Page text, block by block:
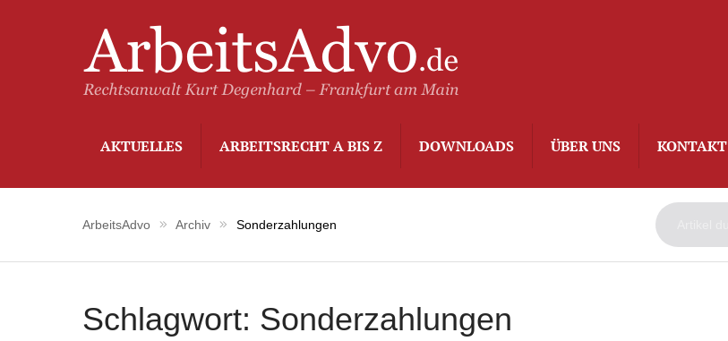
Frankfurt
Main
AKTUELLES ARBEITSRECHT A BIS Z DOWNLOADS ÜBER UNS KONTAKT
ArbeitsAdvo Archiv Sonderzahlungen
Schlagwort: Sonderzahlungen